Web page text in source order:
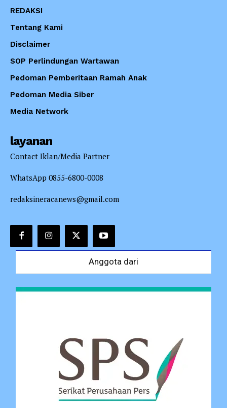
REDAKSI
Tentang Kami
Disclaimer
SOP Perlindungan Wartawan
Pedoman Pemberitaan Ramah Anak
Pedoman Media Siber
Media Network
layanan
Contact Iklan/Media Partner
WhatsApp 0855-6800-0008
redaksineracanews@gmail.com
Anggota dari